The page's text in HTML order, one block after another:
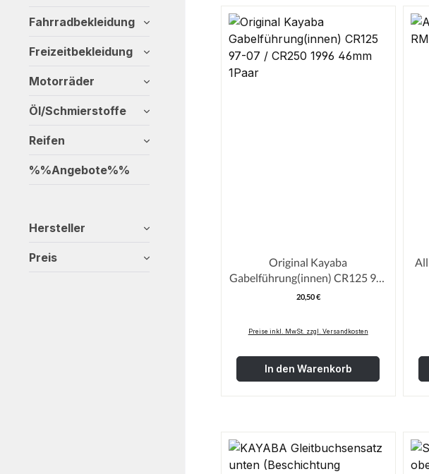
Fahrradbekleidung
Freizeitbekleidung
Motorräder
Öl/Schmierstoffe
Reifen
%%Angebote%%
Hersteller
Preis
Original Kayaba
Gabelführung(innen) CR125 97-
07 / CR250 1996 46mm 1Paar
Regulärer Preis:
20,50 €
Preise inkl. MwSt. zzgl. Versandkosten
In den Warenkorb